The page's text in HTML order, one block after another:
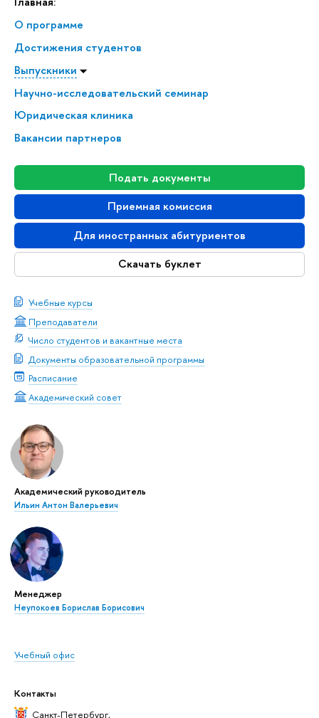
О программе
Достижения студентов
Выпускники
Научно-исследовательский семинар
Юридическая клиника
Вакансии партнеров
Подать документы
Приемная комиссия
Для иностранных абитуриентов
Скачать буклет
Учебные курсы
Преподаватели
Число студентов и вакантные места
Документы образовательной программы
Расписание
Академический совет
Академический руководитель
Ильин Антон Валерьевич
Менеджер
Неупокоев Борислав Борисович
Учебный офис
Контакты
Санкт-Петербург,